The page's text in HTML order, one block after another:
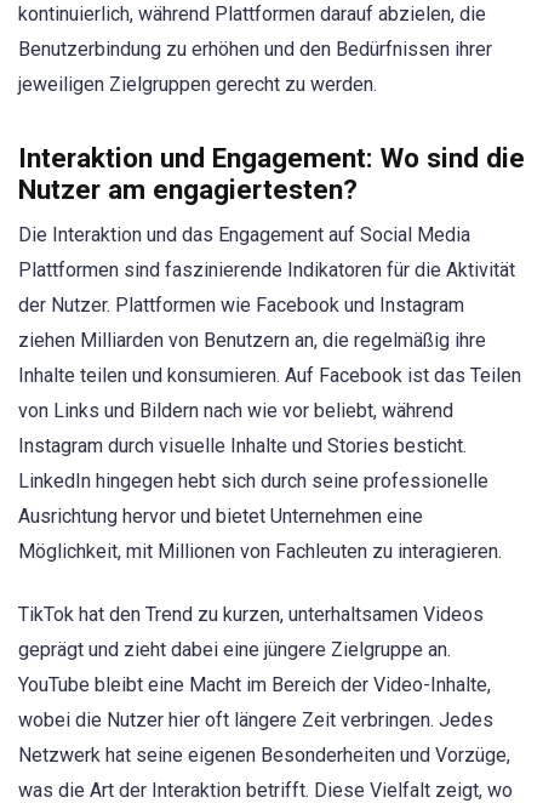
kontinuierlich, während Plattformen darauf abzielen, die
Benutzerbindung zu erhöhen und den Bedürfnissen ihrer
jeweiligen Zielgruppen gerecht zu werden.
Interaktion und Engagement: Wo sind die
Nutzer am engagiertesten?
Die Interaktion und das Engagement auf Social Media
Plattformen sind faszinierende Indikatoren für die Aktivität
der Nutzer. Plattformen wie Facebook und Instagram
ziehen Milliarden von Benutzern an, die regelmäßig ihre
Inhalte teilen und konsumieren. Auf Facebook ist das Teilen
von Links und Bildern nach wie vor beliebt, während
Instagram durch visuelle Inhalte und Stories besticht.
LinkedIn hingegen hebt sich durch seine professionelle
Ausrichtung hervor und bietet Unternehmen eine
Möglichkeit, mit Millionen von Fachleuten zu interagieren.
TikTok hat den Trend zu kurzen, unterhaltsamen Videos
geprägt und zieht dabei eine jüngere Zielgruppe an.
YouTube bleibt eine Macht im Bereich der Video-Inhalte,
wobei die Nutzer hier oft längere Zeit verbringen. Jedes
Netzwerk hat seine eigenen Besonderheiten und Vorzüge,
was die Art der Interaktion betrifft. Diese Vielfalt zeigt, wo